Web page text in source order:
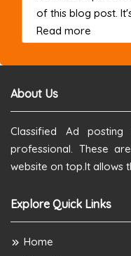
of this blog post.
Read more
About Us
Classified Ad
professional. These
website on top.It allows
Explore Quick Links
Home